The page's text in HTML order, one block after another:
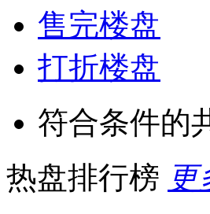
售完楼盘
打折楼盘
符合条件的
热盘排行榜